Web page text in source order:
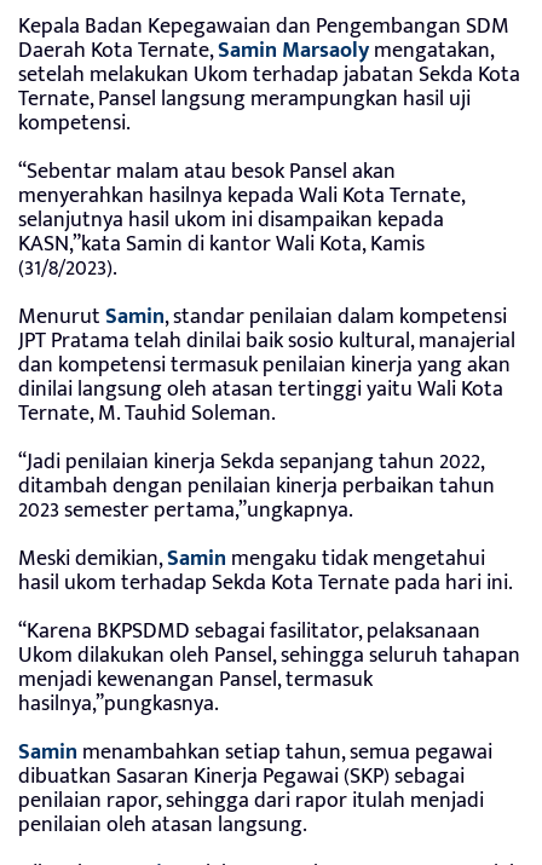
Kepala Badan Kepegawaian dan Pengembangan SDM
Daerah Kota Ternate,Samin Marsaolymengatakan,
setelah melakukan Ukom terhadap jabatan Sekda Kota
Ternate, Pansel langsung merampungkan hasil uji
kompetensi.
“Sebentar malam atau besok Pansel akan
menyerahkan hasilnya kepada Wali Kota Ternate,
selanjutnya hasil ukom ini disampaikan kepada
KASN,”kata Samin di kantor Wali Kota, Kamis
(31/8/2023).
MenurutSamin, standar penilaian dalam kompetensi
JPT Pratama telah dinilai baik sosio kultural, manajerial
dan kompetensi termasuk penilaian kinerja yang akan
dinilai langsung oleh atasan tertinggi yaitu Wali Kota
Ternate, M. Tauhid Soleman.
“Jadi penilaian kinerja Sekda sepanjang tahun 2022,
ditambah dengan penilaian kinerja perbaikan tahun
2023 semester pertama,”ungkapnya.
Meski demikian,Samin mengaku tidak mengetahui
hasil ukom terhadap Sekda Kota Ternate pada hari ini.
“Karena BKPSDMD sebagai fasilitator, pelaksanaan
Ukom dilakukan oleh Pansel, sehingga seluruh tahapan
menjadi kewenangan Pansel, termasuk
hasilnya,”pungkasnya.
Samin menambahkan setiap tahun, semua pegawai
dibuatkan Sasaran Kinerja Pegawai (SKP) sebagai
penilaian rapor, sehingga dari rapor itulah menjadi
penilaian oleh atasan langsung.